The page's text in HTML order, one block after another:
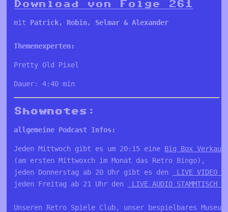
Download von Folge 261
mit Patrick, Robin, Selmar & Alexander
Themenexperten:
Pretty Old Pixel
Dauer: 4:40 min
Shownotes:
allgemeine Podcast Infos:
Jeden Mittwoch gibt es um 20:15 eine Big Box
(am ersten Mittwoxch im Monat das Retro Bingo),
jeden Donnerstag ab 20 Uhr gibt es den
LIVE VIDEO
jeden Freitag ab 21 Uhr den
LIVE AUDIO STAMMTISCH
Unseren Retro Spiele Club, unser bespielbares